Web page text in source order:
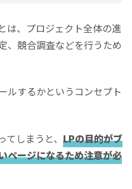
は、プロジェクト全体の進
、競合調査などを行うため
ルするかというコンセプト
しまうと、 LPの目的がブ
ページになるため注意が必